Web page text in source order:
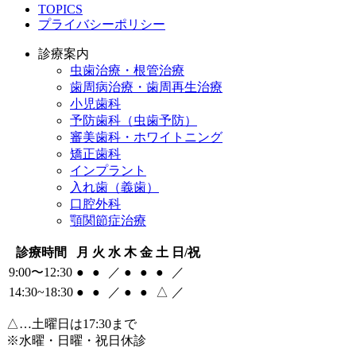
TOPICS
プライバシーポリシー
診療案内
虫歯治療・根管治療
歯周病治療・歯周再生治療
小児歯科
予防歯科（虫歯予防）
審美歯科・ホワイトニング
矯正歯科
インプラント
入れ歯（義歯）
口腔外科
顎関節症治療
診療時間 月 火 水 木 金 土 日/祝
9:00〜12:30 ● ● ／ ● ● ●
／
14:30~18:30 ● ● ／ ● ● △ ／
△…土曜日は17:30まで
※水曜・日曜・祝日休診